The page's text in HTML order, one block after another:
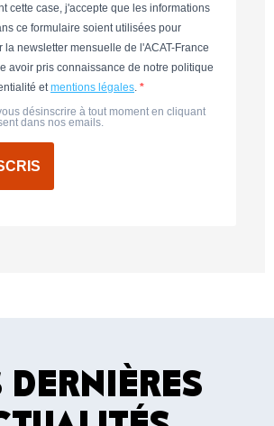
cette case, j'accepte que les informations
ce formulaire soient utilisées pour
la newsletter mensuelle de l'ACAT-France
avoir pris connaissance de notre politique
et mentions légales
désinscrire à tout moment en cliquant
dans nos emails.
DERNIÈRES